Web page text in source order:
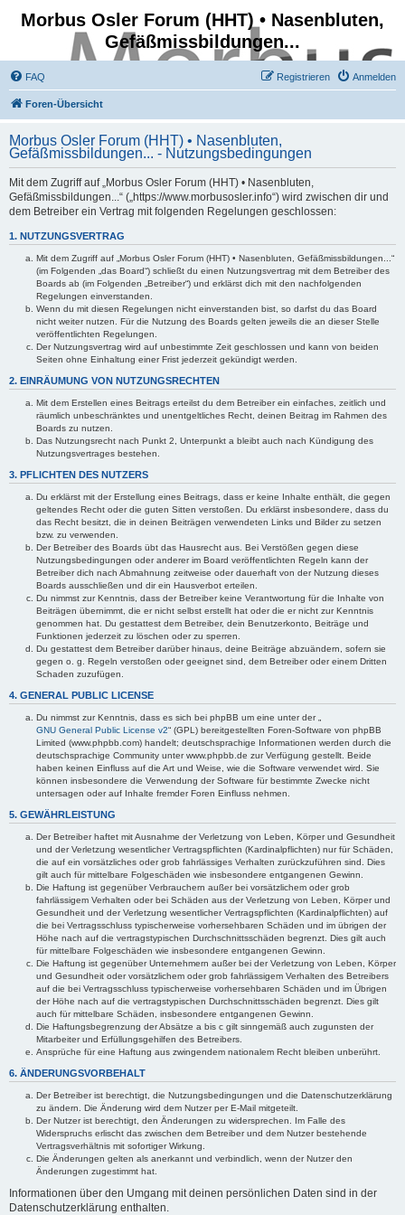
Morbus Osler Forum (HHT) • Nasenbluten,
Gefäßmissbildungen...
FAQ Anmelden
Registrieren
Foren-Übersicht
Morbus Osler Forum (HHT) • Nasenbluten,
Gefäßmissbildungen... - Nutzungsbedingungen
Mit dem Zugriff auf „Morbus Osler Forum (HHT) • Nasenbluten,
Gefäßmissbildungen...“ („https://www.morbusosler.info“) wird zwischen dir und
dem Betreiber ein Vertrag mit folgenden Regelungen geschlossen:
1. NUTZUNGSVERTRAG
Mit dem Zugriff auf „Morbus Osler Forum (HHT) • Nasenbluten, Gefäßmissbildungen...“
(im Folgenden „das Board“) schließt du einen Nutzungsvertrag mit dem Betreiber des
Boards ab (im Folgenden „Betreiber“) und erklärst dich mit den nachfolgenden
Regelungen einverstanden.
Wenn du mit diesen Regelungen nicht einverstanden bist, so darfst du das Board
nicht weiter nutzen. Für die Nutzung des Boards gelten jeweils die an dieser Stelle
veröffentlichten Regelungen.
Der Nutzungsvertrag wird auf unbestimmte Zeit geschlossen und kann von beiden
Seiten ohne Einhaltung einer Frist jederzeit gekündigt werden.
2. EINRÄUMUNG VON NUTZUNGSRECHTEN
Mit dem Erstellen eines Beitrags erteilst du dem Betreiber ein einfaches, zeitlich und
räumlich unbeschränktes und unentgeltliches Recht, deinen Beitrag im Rahmen des
Boards zu nutzen.
Das Nutzungsrecht nach Punkt 2, Unterpunkt a bleibt auch nach Kündigung des
Nutzungsvertrages bestehen.
3. PFLICHTEN DES NUTZERS
Du erklärst mit der Erstellung eines Beitrags, dass er keine Inhalte enthält, die gegen
geltendes Recht oder die guten Sitten verstoßen. Du erklärst insbesondere, dass du
das Recht besitzt, die in deinen Beiträgen verwendeten Links und Bilder zu setzen
bzw. zu verwenden.
Der Betreiber des Boards übt das Hausrecht aus. Bei Verstößen gegen diese
Nutzungsbedingungen oder anderer im Board veröffentlichten Regeln kann der
Betreiber dich nach Abmahnung zeitweise oder dauerhaft von der Nutzung dieses
Boards ausschließen und dir ein Hausverbot erteilen.
Du nimmst zur Kenntnis, dass der Betreiber keine Verantwortung für die Inhalte von
Beiträgen übernimmt, die er nicht selbst erstellt hat oder die er nicht zur Kenntnis
genommen hat. Du gestattest dem Betreiber, dein Benutzerkonto, Beiträge und
Funktionen jederzeit zu löschen oder zu sperren.
Du gestattest dem Betreiber darüber hinaus, deine Beiträge abzuändern, sofern sie
gegen o. g. Regeln verstoßen oder geeignet sind, dem Betreiber oder einem Dritten
Schaden zuzufügen.
4. GENERAL PUBLIC LICENSE
Du nimmst zur Kenntnis, dass es sich bei phpBB um eine unter der „
GNU General Public License v2“ (GPL) bereitgestellten Foren-Software von phpBB
Limited (www.phpbb.com) handelt; deutschsprachige Informationen werden durch die
deutschsprachige Community unter www.phpbb.de zur Verfügung gestellt. Beide
haben keinen Einfluss auf die Art und Weise, wie die Software verwendet wird. Sie
können insbesondere die Verwendung der Software für bestimmte Zwecke nicht
untersagen oder auf Inhalte fremder Foren Einfluss nehmen.
5. GEWÄHRLEISTUNG
Der Betreiber haftet mit Ausnahme der Verletzung von Leben, Körper und Gesundheit
und der Verletzung wesentlicher Vertragspflichten (Kardinalpflichten) nur für Schäden,
die auf ein vorsätzliches oder grob fahrlässiges Verhalten zurückzuführen sind. Dies
gilt auch für mittelbare Folgeschäden wie insbesondere entgangenen Gewinn.
Die Haftung ist gegenüber Verbrauchern außer bei vorsätzlichem oder grob
fahrlässigem Verhalten oder bei Schäden aus der Verletzung von Leben, Körper und
Gesundheit und der Verletzung wesentlicher Vertragspflichten (Kardinalpflichten) auf
die bei Vertragsschluss typischerweise vorhersehbaren Schäden und im übrigen der
Höhe nach auf die vertragstypischen Durchschnittsschäden begrenzt. Dies gilt auch
für mittelbare Folgeschäden wie insbesondere entgangenen Gewinn.
Die Haftung ist gegenüber Unternehmern außer bei der Verletzung von Leben, Körper
und Gesundheit oder vorsätzlichem oder grob fahrlässigem Verhalten des Betreibers
auf die bei Vertragsschluss typischerweise vorhersehbaren Schäden und im Übrigen
der Höhe nach auf die vertragstypischen Durchschnittsschäden begrenzt. Dies gilt
auch für mittelbare Schäden, insbesondere entgangenen Gewinn.
Die Haftungsbegrenzung der Absätze a bis c gilt sinngemäß auch zugunsten der
Mitarbeiter und Erfüllungsgehilfen des Betreibers.
Ansprüche für eine Haftung aus zwingendem nationalem Recht bleiben unberührt.
6. ÄNDERUNGSVORBEHALT
Der Betreiber ist berechtigt, die Nutzungsbedingungen und die Datenschutzerklärung
zu ändern. Die Änderung wird dem Nutzer per E-Mail mitgeteilt.
Der Nutzer ist berechtigt, den Änderungen zu widersprechen. Im Falle des
Widerspruchs erlischt das zwischen dem Betreiber und dem Nutzer bestehende
Vertragsverhältnis mit sofortiger Wirkung.
Die Änderungen gelten als anerkannt und verbindlich, wenn der Nutzer den
Änderungen zugestimmt hat.
Informationen über den Umgang mit deinen persönlichen Daten sind in der
Datenschutzerklärung enthalten.